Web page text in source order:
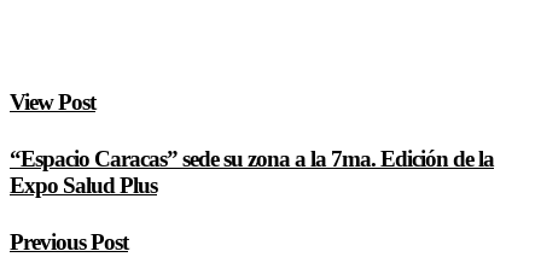
View Post
“Espacio Caracas” sede su zona a la 7ma. Edición de la
Expo Salud Plus
Previous Post